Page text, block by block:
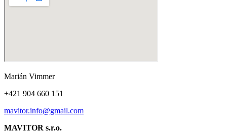
Marián Vimmer
+421 904 660 151
mavitor.info@gmail.com
MAVITOR s.r.o.